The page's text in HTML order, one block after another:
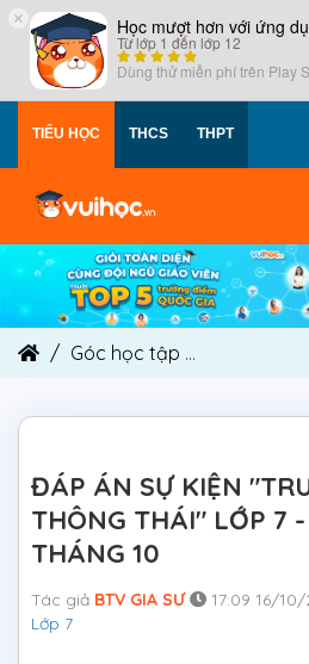
× Học mượt hơn với ứng
Từ lớp 1 đến lớp 12
Dùng thử miễn phí trên Play
TIỂU HỌC THCS THPT
Góc học tập
ĐÁP ÁN SỰ KIỆN
THÔNG THÁI" LỚP 7
THÁNG 10
Tác giả BTV GIA SƯ 17:09 16/
Lớp 7